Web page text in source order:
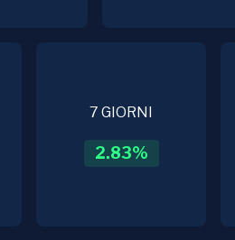
7 GIORNI
2.83%